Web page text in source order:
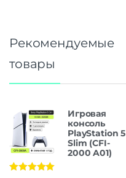
Рекомендуемые
товары
Игровая
консоль
PlayStation 5
Slim (CFI-
2000 A01)